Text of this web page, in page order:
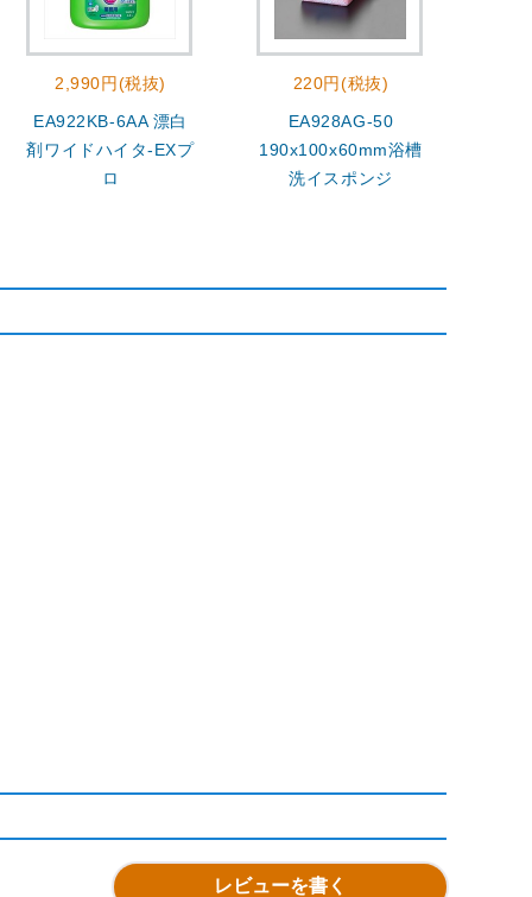
2,990円(税抜)
EA922KB-6AA 漂白
剤ワイドハイタ-EXプ
ロ
220円(税抜)
EA928AG-50
190x100x60mm浴槽
洗イスポンジ
レビューを書く